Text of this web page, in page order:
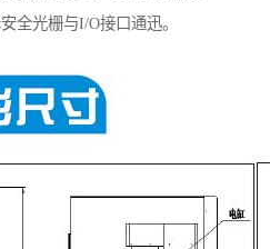
全光栅与I/O接口通迅。